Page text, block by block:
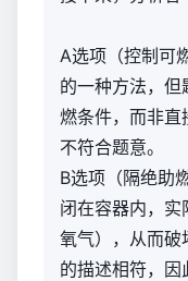
A选项（控制可
的一种方法，
燃条件，而非直
不符合题意。
B选项（隔绝助
闭在容器内，
氧气），从而破
的描述相符，因